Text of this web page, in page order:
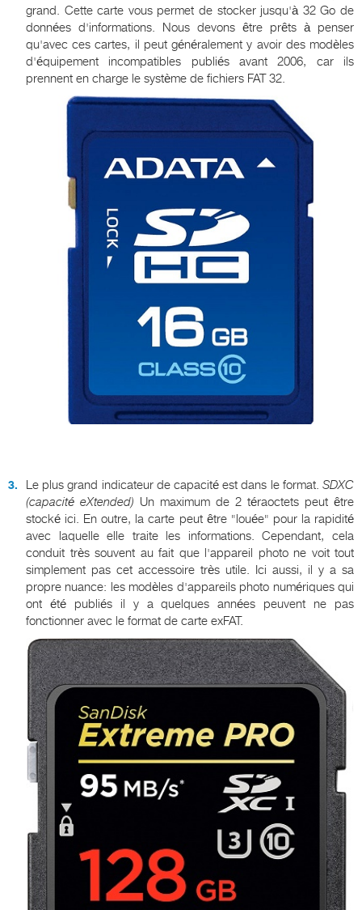
grand. Cette carte vous permet de stocker jusqu'à 32 Go de
données d'informations. Nous devons être prêts à penser
qu'avec ces cartes, il peut généralement y avoir des modèles
d'équipement incompatibles publiés avant 2006, car ils
prennent en charge le système de fichiers FAT 32.
Le plus grand indicateur de capacité est dans le format. SDXC
(capacité eXtended) Un maximum de 2 téraoctets peut être
stocké ici. En outre, la carte peut être "louée" pour la rapidité
avec laquelle elle traite les informations. Cependant, cela
conduit très souvent au fait que l'appareil photo ne voit tout
simplement pas cet accessoire très utile. Ici aussi, il y a sa
propre nuance: les modèles d'appareils photo numériques qui
ont été publiés il y a quelques années peuvent ne pas
fonctionner avec le format de carte exFAT.